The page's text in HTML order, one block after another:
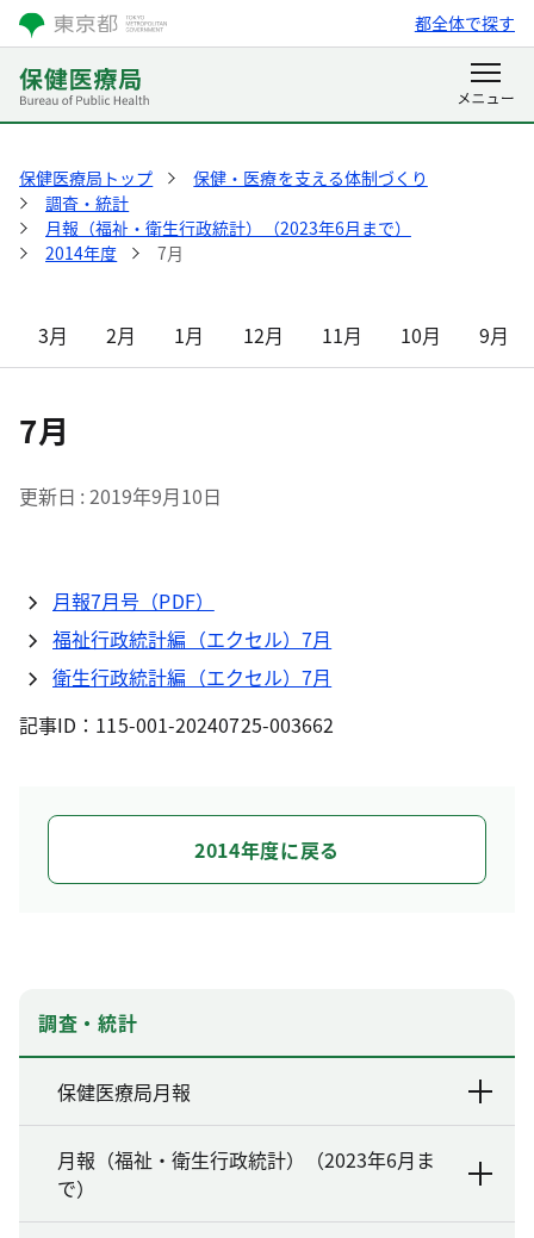
都全体で探す
保健医療局トップ
保健・医療を支える体制づくり
調査・統計
月報（福祉・衛生行政統計）（2023年6月まで）
2014年度
7月
3月 2月 1月 12月 11月 10月 9月
7月
更新日 2019年9月10日
月報7月号（PDF）
福祉行政統計編（エクセル）7月
衛生行政統計編（エクセル）7月
記事ID：115-001-20240725-003662
2014年度に戻る
調査・統計
保健医療局月報
月報（福祉・衛生行政統計）（2023年6月ま
で）